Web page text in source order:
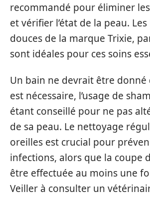
recommandé pour éliminer
et vérifier l’état de la peau.
douces de la marque Trixie,
sont idéales pour ces soins
Un bain ne devrait être donné
est nécessaire, l’usage de
étant conseillé pour ne pas
de sa peau. Le nettoyage
oreilles est crucial pour
infections, alors que la coupe
être effectuée au moins une
Veiller à consulter un